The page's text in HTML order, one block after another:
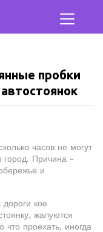
пробки
часов не могут
город. Причина -
и
кое
жалуются
проехать, иногда